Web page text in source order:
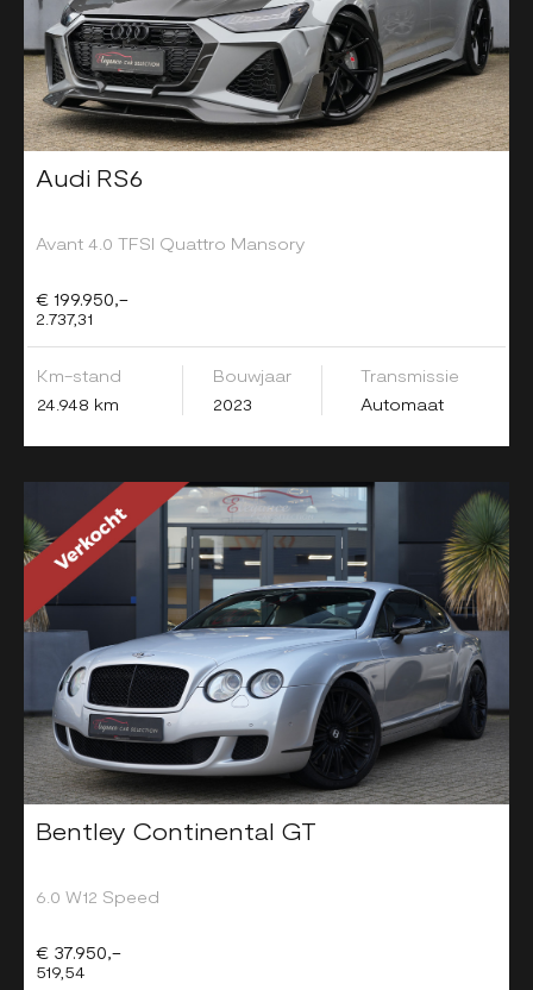
Audi RS6
Avant 4.0 TFSI Quattro Mansory
€ 199.950,-
2.737,31
Km-stand
24.948 km
Bouwjaar
2023
Transmissie
Automaat
Bentley Continental GT
6.0 W12 Speed
€ 37.950,-
519,54